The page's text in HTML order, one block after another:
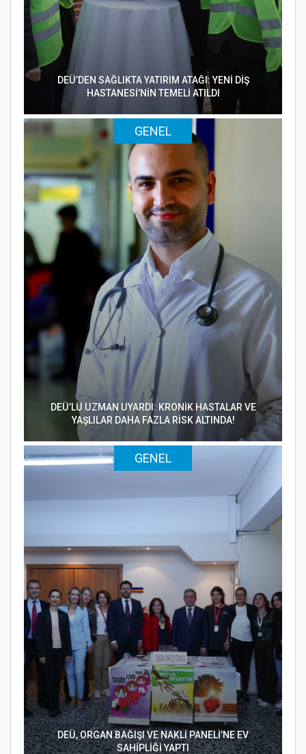
DEÜ’DEN SAĞLIKTA YATIRIM ATAĞI: YENİ DİŞ
HASTANESİ’NİN TEMELİ ATILDI
GENEL
DEÜ’LÜ UZMAN UYARDI: KRONİK HASTALAR VE
YAŞLILAR DAHA FAZLA RİSK ALTINDA!
GENEL
DEÜ, ORGAN BAĞIŞI VE NAKLİ PANELİ’NE EV
SAHİPLİĞİ YAPTI